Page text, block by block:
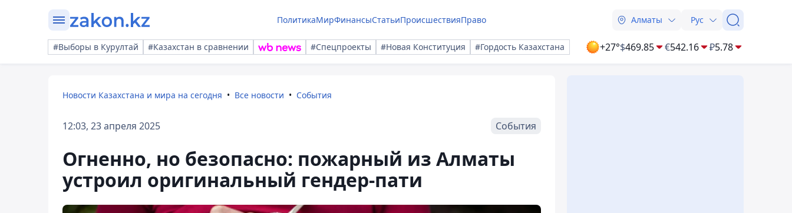
ПолитикаМирФинансыСтатьиПроисшествияПраво Алматы Рус
#Выборы в Курултай #Казахстан в сравнении #Спецпроекты #Новая Конституция #Гордость Казахстана +27°$469.85 €542.16 ₽5.78
Новости Казахстана и мира на сегодня Все новости События
12:03, 23 апреля 2025 События
Огненно, но безопасно: пожарный из Алматы
устроил оригинальный гендер-пати